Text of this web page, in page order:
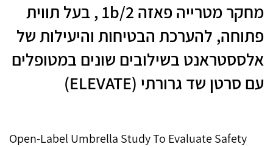
מחקר מטרייה פאזה 1b/2 , בעל תווית
פתוחה, להערכת הבטיחות והיעילות של
אלססטראנט בשילובים שונים במטופלים
עם סרטן שד גרורתי (ELEVATE)
Open-Label Umbrella Study To Evaluate Safety